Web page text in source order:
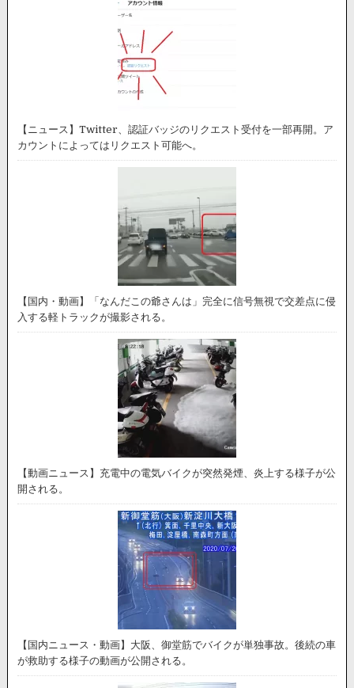
【ニュース】Twitter、認証バッジのリクエスト受付を一部再開。ア
カウントによってはリクエスト可能へ。
【国内・動画】「なんだこの爺さんは」完全に信号無視で交差点に侵
入する軽トラックが撮影される。
【動画ニュース】充電中の電気バイクが突然発煙、炎上する様子が公
開される。
【国内ニュース・動画】大阪、御堂筋でバイクが単独事故。後続の車
が救助する様子の動画が公開される。